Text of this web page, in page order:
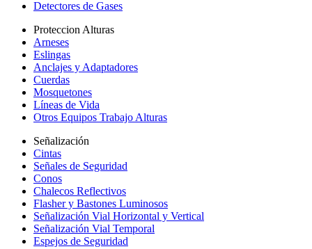
Detectores de Gases
Proteccion Alturas
Arneses
Eslingas
Anclajes y Adaptadores
Cuerdas
Mosquetones
Líneas de Vida
Otros Equipos Trabajo Alturas
Señalización
Cintas
Señales de Seguridad
Conos
Chalecos Reflectivos
Flasher y Bastones Luminosos
Señalización Vial Horizontal y Vertical
Señalización Vial Temporal
Espejos de Seguridad